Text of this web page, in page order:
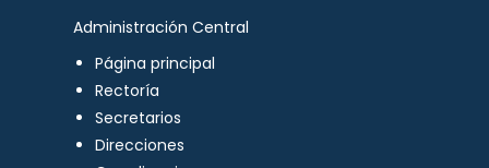
Administración Central
Página principal
Rectoría
Secretarios
Direcciones